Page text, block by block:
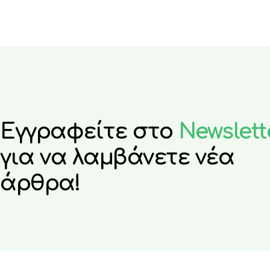
Εγγραφείτε στο
για να λαμβάνετε νέα
άρθρα!